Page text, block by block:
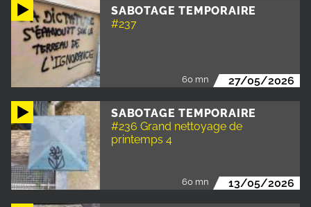
SABOTAGE TEMPORAIRE
#237
60 mn 27/05/2026
SABOTAGE TEMPORAIRE
#236 Grand nettoyage de
printemps 4
60 mn 13/05/2026